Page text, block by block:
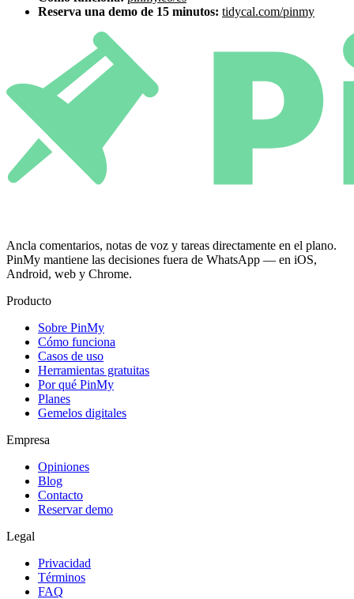
Reserva una demo de 15 minutos: tidycal.com/pinmy
Ancla comentarios, notas de voz y tareas directamente en el plano.
PinMy mantiene las decisiones fuera de WhatsApp — en iOS,
Android, web y Chrome.
Producto
Sobre PinMy
Cómo funciona
Casos de uso
Herramientas gratuitas
Por qué PinMy
Planes
Gemelos digitales
Empresa
Opiniones
Blog
Contacto
Reservar demo
Legal
Privacidad
Términos
FAQ